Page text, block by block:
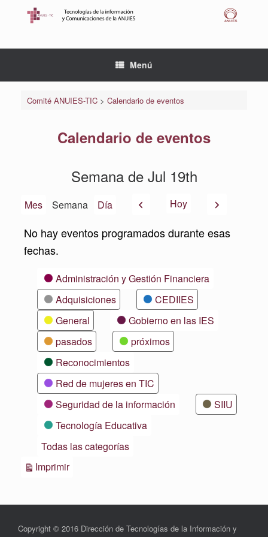
Menú
Comité ANUIES-TIC> Calendario de eventos
Calendario de eventos
Semana de Jul 19th
Mes Semana Día AnteriorHoy Siguiente
No hay eventos programados durante esas
fechas.
CategoríasAdministración y Gestión Financiera
Adquisiciones
CEDIIES
General
Gobierno en las IES
pasados
próximos
Reconocimientos
Red de mujeres en TIC
Seguridad de la información
SIIU
Tecnología Educativa
Todas las categorías
ImprimirVistas
Copyright © 2016 Dirección de Tecnologías de la Información y